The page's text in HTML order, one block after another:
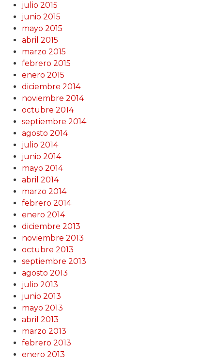
julio 2015
junio 2015
mayo 2015
abril 2015
marzo 2015
febrero 2015
enero 2015
diciembre 2014
noviembre 2014
octubre 2014
septiembre 2014
agosto 2014
julio 2014
junio 2014
mayo 2014
abril 2014
marzo 2014
febrero 2014
enero 2014
diciembre 2013
noviembre 2013
octubre 2013
septiembre 2013
agosto 2013
julio 2013
junio 2013
mayo 2013
abril 2013
marzo 2013
febrero 2013
enero 2013